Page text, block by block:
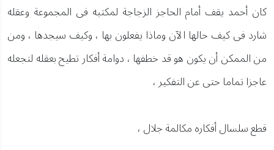
كان أحمد يقف أمام الحاجز الزجاجة لمكتبه فى المجموعة وعقله
شارد فى كيف حالها الآن وماذا يفعلون بها ، وكيف سيجدها ، ومن
من الممكن أن يكون هو قد خطفها ، دوامة أفكار تطيح بعقله لتجعله
عاجزا تماما حتى عن التفكير ،
قطع سلسال أفكاره مكالمة جلال ،